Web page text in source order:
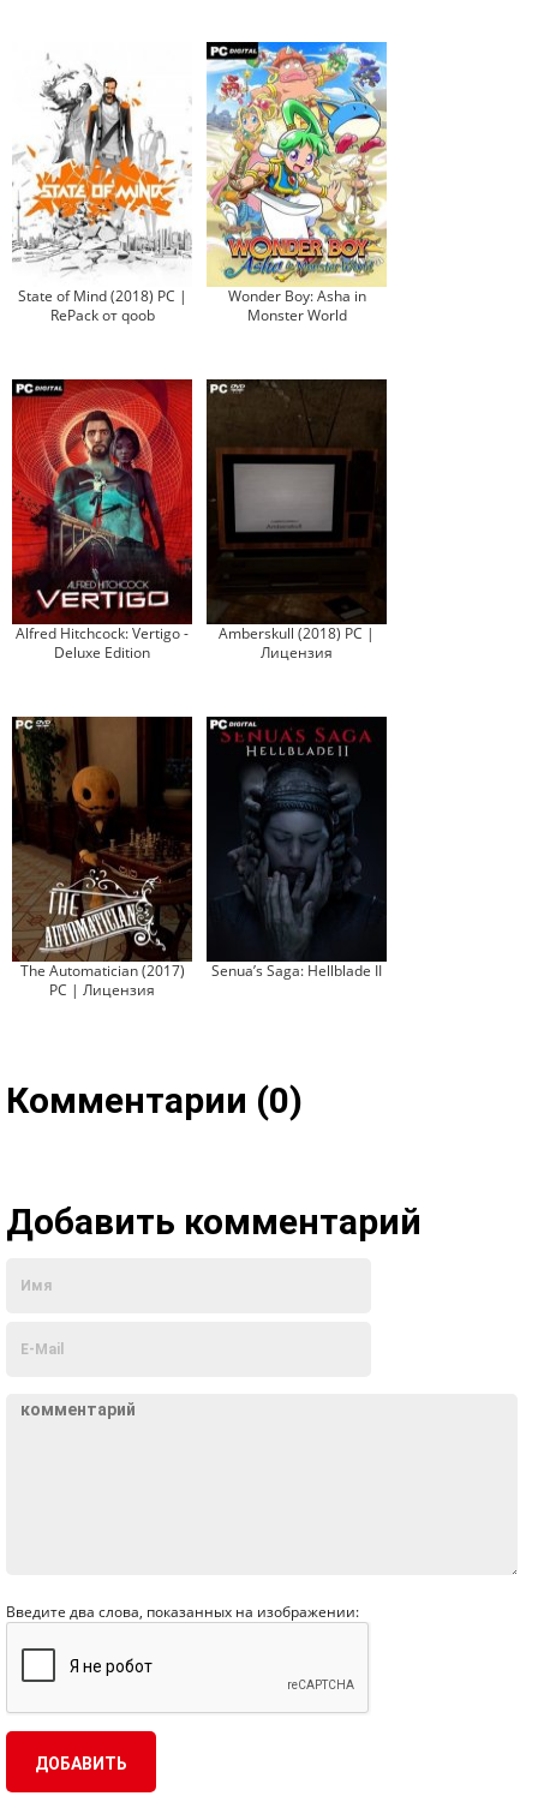
State of Mind (2018) PC |
RePack от qoob
Wonder Boy: Asha in
Monster World
Alfred Hitchcock: Vertigo -
Deluxe Edition
Amberskull (2018) PC |
Лицензия
The Automatician (2017)
PC | Лицензия
Senua’s Saga: Hellblade II
Комментарии (0)
Добавить комментарий
Введите два слова, показанных на изображении: